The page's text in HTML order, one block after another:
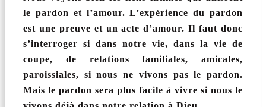
le pardon et l’amour. L’expérience du pardon
est une preuve et un acte d’amour. Il faut donc
s’interroger si dans notre vie, dans la vie de
coupe, de relations familiales, amicales,
paroissiales, si nous ne vivons pas le pardon.
Mais le pardon sera plus facile à vivre si nous le